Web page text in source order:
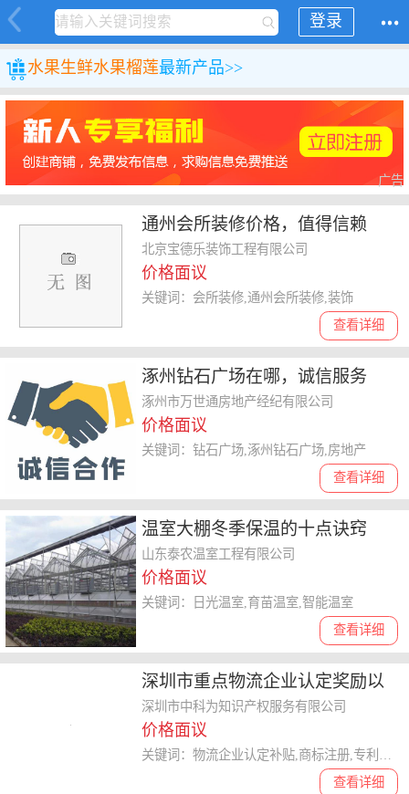
登录
水果生鲜水果榴莲最新产品>>
广告
通州会所装修价格，值得信赖
北京宝德乐装饰工程有限公司
价格面议
查看详细
关键词：会所装修,通州会所装修,装饰
涿州钻石广场在哪，诚信服务
涿州市万世通房地产经纪有限公司
价格面议
查看详细
关键词：钻石广场,涿州钻石广场,房地产
温室大棚冬季保温的十点诀窍
山东泰农温室工程有限公司
价格面议
查看详细
关键词：日光温室,育苗温室,智能温室
深圳市重点物流企业认定奖励以
及认定标准
深圳市中科为知识产权服务有限公司
价格面议
查看详细
关键词：物流企业认定补贴,商标注册,专利申请